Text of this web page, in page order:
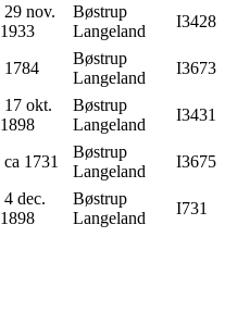
29 nov.
1933
Bøstrup
Langeland
I3428
1784
Bøstrup
Langeland
I3673
17 okt.
1898
Bøstrup
Langeland
I3431
ca 1731
Bøstrup
Langeland
I3675
4 dec.
1898
Bøstrup
Langeland
I731